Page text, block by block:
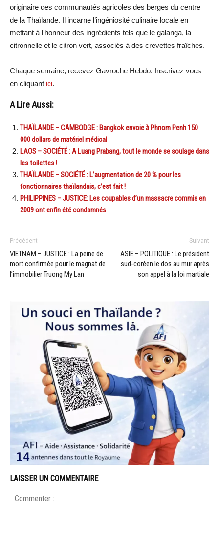
originaire des communautés agricoles des berges du centre
de la Thaïlande. Il incarne l’ingéniosité culinaire locale en
mettant à l’honneur des ingrédients tels que le galanga, la
citronnelle et le citron vert, associés à des crevettes fraîches.
Chaque semaine, recevez Gavroche Hebdo. Inscrivez vous
en cliquant ici.
A Lire Aussi:
THAÏLANDE – CAMBODGE : Bangkok envoie à Phnom Penh 150
000 dollars de matériel médical
LAOS – SOCIÉTÉ : A Luang Prabang, tout le monde se soulage dans
les toilettes !
THAÏLANDE – SOCIÉTÉ : L’augmentation de 20 % pour les
fonctionnaires thaïlandais, c’est fait !
PHILIPPINES – JUSTICE: Les coupables d’un massacre commis en
2009 ont enfin été condamnés
Précédent
VIETNAM – JUSTICE : La peine de
mort confirmée pour le magnat de
l’immobilier Truong My Lan
Suivant
ASIE – POLITIQUE : Le président
sud-coréen le dos au mur après
son appel à la loi martiale
LAISSER UN COMMENTAIRE